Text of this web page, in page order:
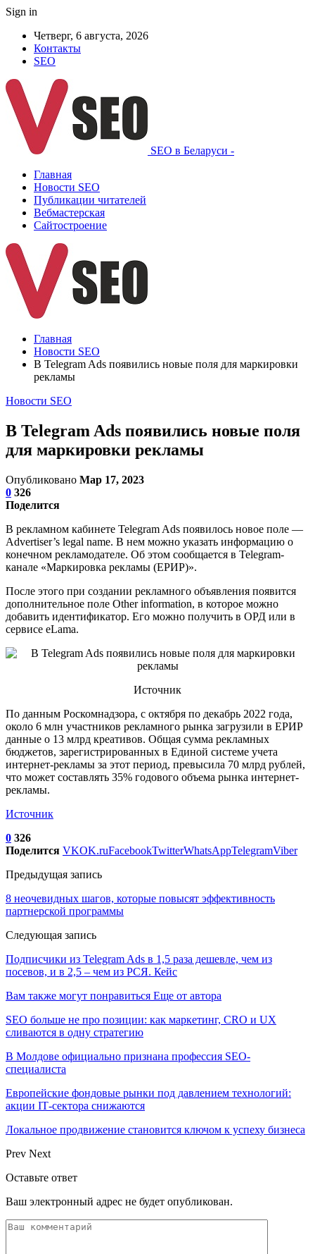
Sign in
Четверг, 6 августа, 2026
Контакты
SEO
SEO в Беларуси -
Главная
Новости SEO
Публикации читателей
Вебмастерская
Сайтостроение
Главная
Новости SEO
В Telegram Ads появились новые поля для маркировки
рекламы
Новости SEO
В Telegram Ads появились новые поля
для маркировки рекламы
Опубликовано Мар 17, 2023
0 326
Поделится
В рекламном кабинете Telegram Ads появилось новое поле —
Advertiser’s legal name. В нем можно указать информацию о
конечном рекламодателе. Об этом сообщается в Telegram-
канале «Маркировка рекламы (ЕРИР)».
После этого при создании рекламного объявления появится
дополнительное поле Other information, в которое можно
добавить идентификатор. Его можно получить в ОРД или в
сервисе eLama.
Источник
По данным Роскомнадзора, с октября по декабрь 2022 года,
около 6 млн участников рекламного рынка загрузили в ЕРИР
данные о 13 млрд креативов. Общая сумма рекламных
бюджетов, зарегистрированных в Единой системе учета
интернет-рекламы за этот период, превысила 70 млрд рублей,
что может составлять 35% годового объема рынка интернет-
рекламы.
Источник
0 326
Поделится VKOK.ruFacebookTwitterWhatsAppTelegramViber
Предыдущая запись
8 неочевидных шагов, которые повысят эффективность
партнерской программы
Следующая запись
Подписчики из Telegram Ads в 1,5 раза дешевле, чем из
посевов, и в 2,5 – чем из РСЯ. Кейс
Вам также могут понравиться Еще от автора
SEO больше не про позиции: как маркетинг, CRO и UX
сливаются в одну стратегию
В Молдове официально признана профессия SEO-
специалиста
Европейские фондовые рынки под давлением технологий:
акции IT‑сектора снижаются
Локальное продвижение становится ключом к успеху бизнеса
Prev Next
Оставьте ответ
Ваш электронный адрес не будет опубликован.